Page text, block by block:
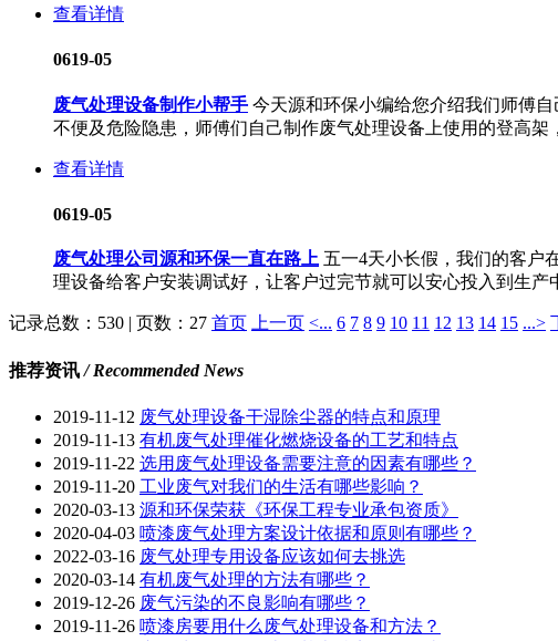
查看详情
0619-05
废气处理设备制作小帮手 今天源和环保小编给您介绍我们师傅
不便及危险隐患，师傅们自己制作废气处理设备上使用的登高架
查看详情
0619-05
废气处理公司源和环保一直在路上 五一4天小长假，我们的客户
理设备给客户安装调试好，让客户过完节就可以安心投入到生产
记录总数：530 | 页数：27 首页 上一页 <... 6 7 8 9 10 11 12 13 14 15 ...>
推荐资讯/ Recommended News
2019-11-12 废气处理设备干湿除尘器的特点和原理
2019-11-13 有机废气处理催化燃烧设备的工艺和特点
2019-11-22 选用废气处理设备需要注意的因素有哪些？
2019-11-20 工业废气对我们的生活有哪些影响？
2020-03-13 源和环保荣获《环保工程专业承包资质》
2020-04-03 喷漆废气处理方案设计依据和原则有哪些？
2022-03-16 废气处理专用设备应该如何去挑选
2020-03-14 有机废气处理的方法有哪些？
2019-12-26 废气污染的不良影响有哪些？
2019-11-26 喷漆房要用什么废气处理设备和方法？